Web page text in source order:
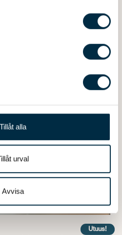
personliga uppgifter
ditt samtycke när som
för att anpassa innehållet
identifierare och annan
som vi samarbetar med.
informationen med annan
eller som de har
deras tjänster.
Tillåt alla
urval
Avvisa
Utuus!